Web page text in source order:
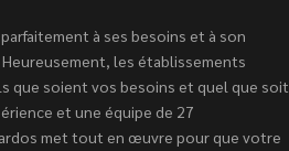
à ses besoins et à son
les établissements
que soient vos besoins et quel que soit
et une équipe de 27
met tout en œuvre pour que votre